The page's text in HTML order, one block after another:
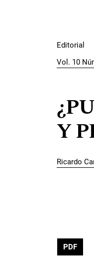
Editorial
Vol. 10
Y
Ricardo
PDF